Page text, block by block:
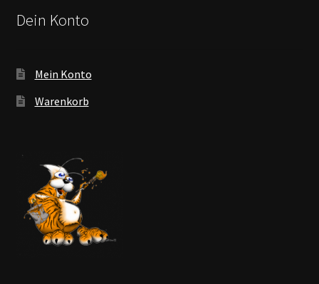
Dein Konto
Mein Konto
Warenkorb